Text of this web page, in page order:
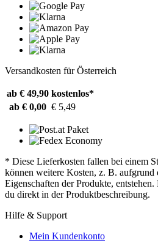
Versandkosten für Österreich
ab € 49,90 kostenlos*
ab € 0,00 € 5,49
* Diese Lieferkosten fallen bei einem
können weitere Kosten, z. B. aufgrund
Eigenschaften der Produkte,
du direkt in der Produktbeschreibung.
Hilfe & Support
Mein Kundenkonto